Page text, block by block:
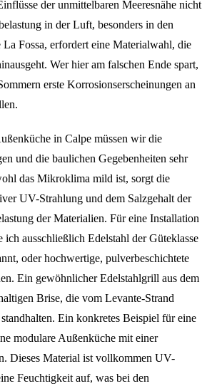
der unmittelbaren Meeresnähe nicht
in der Luft, besonders in den
Fossa, erfordert eine Materialwahl, die
Wer hier am falschen Ende spart,
erste Korrosionserscheinungen an
in Calpe müssen wir die
und die baulichen Gegebenheiten sehr
das Mikroklima mild ist, sorgt die
UV-Strahlung und dem Salzgehalt der
der Materialien. Für eine Installation
ich ausschließlich Edelstahl der Güteklasse
oder hochwertige, pulverbeschichtete
Ein gewöhnlicher Edelstahlgrill aus dem
Brise, die vom Levante-Strand
Ein konkretes Beispiel für eine
modulare Außenküche mit einer
Dieses Material ist vollkommen UV-
Feuchtigkeit auf, was bei den